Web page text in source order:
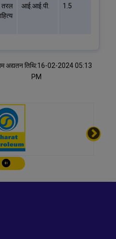
आई.आई.पी. 1.5
अद्यतन तिथि:16-02-2024 05:13
PM
चालू करे/रोके